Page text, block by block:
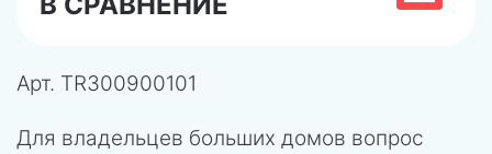
Арт. TR300900101
Для владельцев больших домов вопрос